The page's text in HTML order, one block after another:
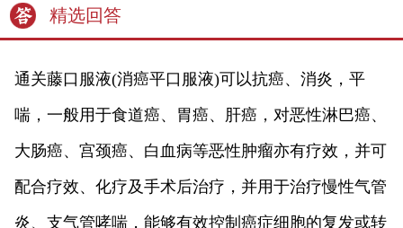
精选回答
通关藤口服液(消癌平口服液)可以抗癌、消炎，平
喘，一般用于食道癌、胃癌、肝癌，对恶性淋巴癌、
大肠癌、宫颈癌、白血病等恶性肿瘤亦有疗效，并可
配合疗效、化疗及手术后治疗，并用于治疗慢性气管
炎、支气管哮喘，能够有效控制癌症细胞的复发或转